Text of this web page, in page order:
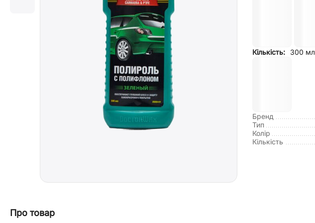
Кількість: 300 мл
Бренд
Тип
Колір
Кількість
Про товар